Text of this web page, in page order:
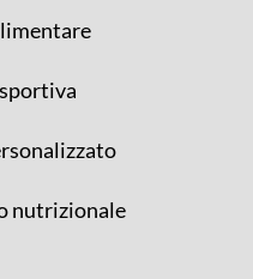
nutrizionale